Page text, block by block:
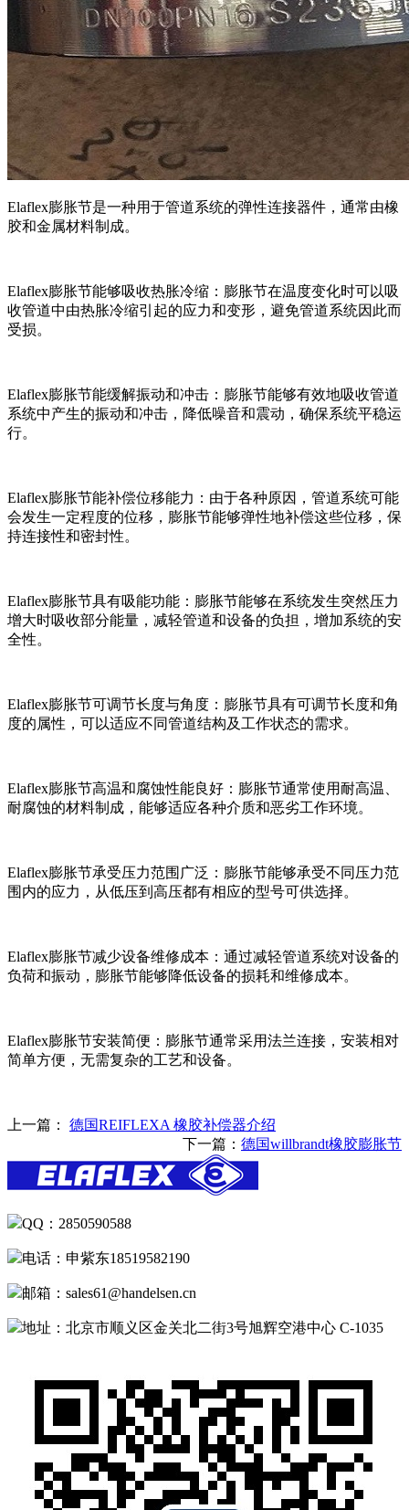
Elaflex膨胀节是一种用于管道系统的弹性连接器件，通常由橡
胶和金属材料制成。
Elaflex膨胀节能够吸收热胀冷缩：膨胀节在温度变化时可以吸
收管道中由热胀冷缩引起的应力和变形，避免管道系统因此而
受损。
Elaflex膨胀节能缓解振动和冲击：膨胀节能够有效地吸收管道
系统中产生的振动和冲击，降低噪音和震动，确保系统平稳运
行。
Elaflex膨胀节能补偿位移能力：由于各种原因，管道系统可能
会发生一定程度的位移，膨胀节能够弹性地补偿这些位移，保
持连接性和密封性。
Elaflex膨胀节具有吸能功能：膨胀节能够在系统发生突然压力
增大时吸收部分能量，减轻管道和设备的负担，增加系统的安
全性。
Elaflex膨胀节可调节长度与角度：膨胀节具有可调节长度和角
度的属性，可以适应不同管道结构及工作状态的需求。
Elaflex膨胀节高温和腐蚀性能良好：膨胀节通常使用耐高温、
耐腐蚀的材料制成，能够适应各种介质和恶劣工作环境。
Elaflex膨胀节承受压力范围广泛：膨胀节能够承受不同压力范
围内的应力，从低压到高压都有相应的型号可供选择。
Elaflex膨胀节减少设备维修成本：通过减轻管道系统对设备的
负荷和振动，膨胀节能够降低设备的损耗和维修成本。
Elaflex膨胀节安装简便：膨胀节通常采用法兰连接，安装相对
简单方便，无需复杂的工艺和设备。
上一篇： 德国REIFLEXA 橡胶补偿器介绍
下一篇： 德国willbrandt橡胶膨胀节
QQ：2850590588
电话：申紫东18519582190
邮箱：sales61@handelsen.cn
地址：北京市顺义区金关北二街3号旭辉空港中心 C-1035